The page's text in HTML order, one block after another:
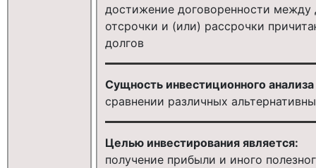
достижение договоренности
отсрочки и (или) рассрочки
долгов
Сущность инвестиционного анализа
сравнении различных
Целью инвестирования является:
получение прибыли и иного